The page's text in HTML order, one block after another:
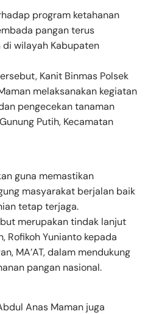
program ketahanan
pangan terus
wilayah Kabupaten
Kanit Binmas Polsek
melaksanakan kegiatan
pengecekan tanaman
Putih, Kecamatan
guna memastikan
masyarakat berjalan baik
tetap terjaga.
merupakan tindak lanjut
Rofikoh Yunianto kepada
MA’AT, dalam mendukung
pangan nasional.
Anas Maman juga